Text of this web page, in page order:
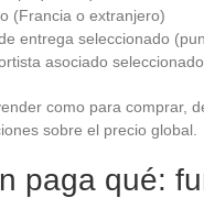
(Francia o extranjero)
entrega seleccionado
asociado
como para comprar,
sobre el precio global.
paga qué: